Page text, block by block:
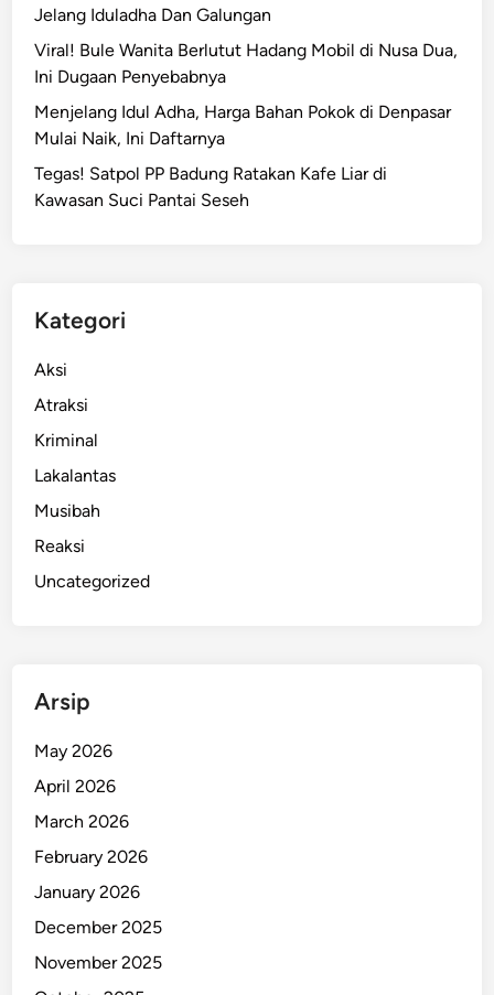
Jelang Iduladha Dan Galungan
Viral! Bule Wanita Berlutut Hadang Mobil di Nusa Dua,
Ini Dugaan Penyebabnya
Menjelang Idul Adha, Harga Bahan Pokok di Denpasar
Mulai Naik, Ini Daftarnya
Tegas! Satpol PP Badung Ratakan Kafe Liar di
Kawasan Suci Pantai Seseh
Kategori
Aksi
Atraksi
Kriminal
Lakalantas
Musibah
Reaksi
Uncategorized
Arsip
May 2026
April 2026
March 2026
February 2026
January 2026
December 2025
November 2025